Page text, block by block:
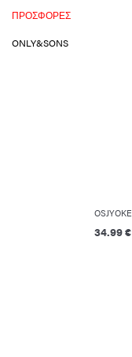
ΠΡΟΣΦΟΡΈΣ
ONLY&SONS
34.99 €